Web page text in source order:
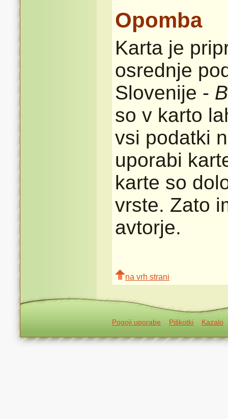
Opomba
Karta je
osrednje
Slovenije -
so v karto
vsi podatki
uporabi
karte so
vrste. Zato
avtorje.
na vrh strani
Pogoji uporabe Piškotki Kazalo